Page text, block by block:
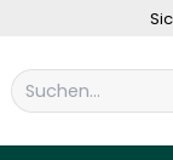
Suchen
nach: